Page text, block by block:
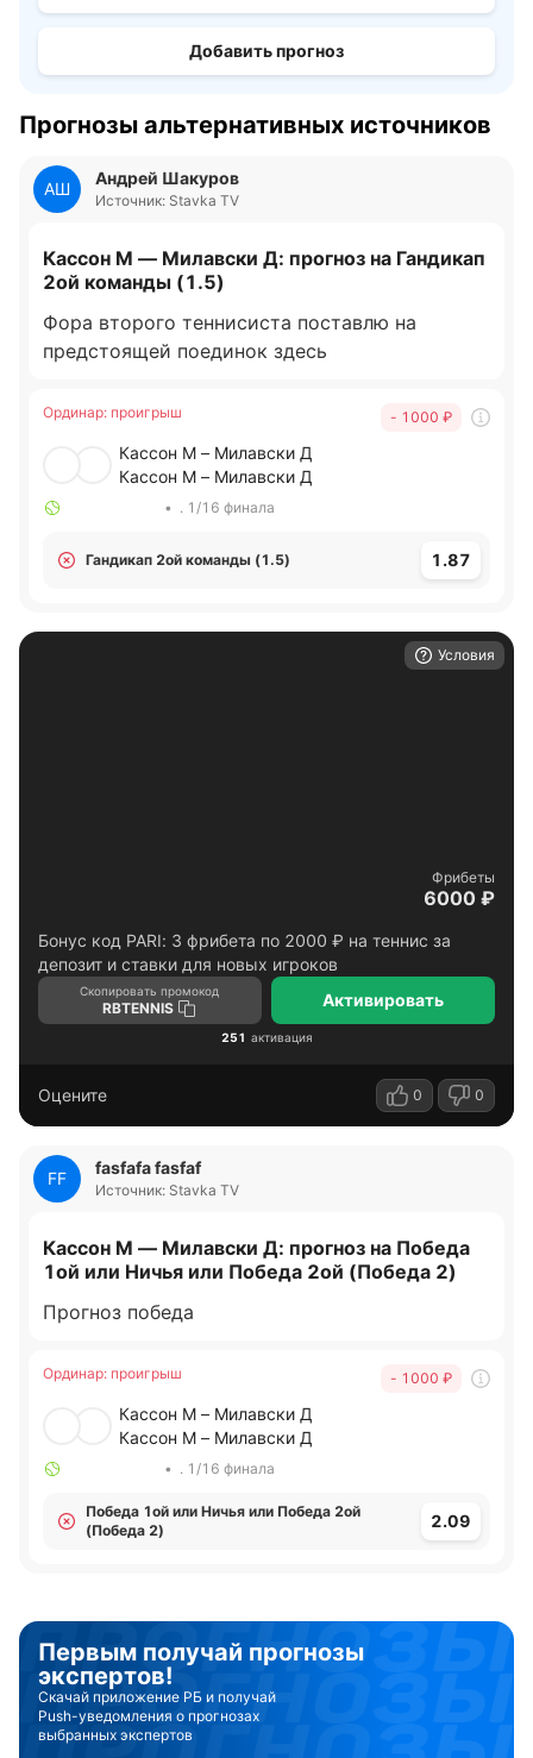
Добавить прогноз
Прогнозы альтернативных источников
АШ
Андрей Шакуров
Источник: Stavka TV
Кассон М — Милавски Д: прогноз на Гандикап
2ой команды (1.5)
Фора второго теннисиста поставлю на
предстоящей поединок здесь
Ординар: проигрыш - 1000 ₽
Кассон М – Милавски Д
Кассон М – Милавски Д
• . 1/16 финала
Гандикап 2ой команды (1.5) 1.87
Условия
Фрибеты
6000 ₽
Бонус код PARI: 3 фрибета по 2000 ₽ на теннис за
депозит и ставки для новых игроков
Скопировать промокод
RBTENNIS Активировать
251 активация
Оцените 0 0
FF
fasfafa fasfaf
Источник: Stavka TV
Кассон М — Милавски Д: прогноз на Победа
1ой или Ничья или Победа 2ой (Победа 2)
Прогноз победа
Ординар: проигрыш - 1000 ₽
Кассон М – Милавски Д
Кассон М – Милавски Д
• . 1/16 финала
Победа 1ой или Ничья или Победа 2ой
(Победа 2)
2.09
Первым получай прогнозы
экспертов!
Скачай приложение РБ и получай
Push-уведомления о прогнозах
выбранных экспертов